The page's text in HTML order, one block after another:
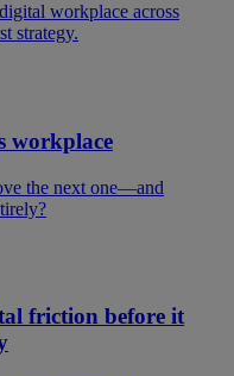
workplace across
strategy.
workplace
the next one—and
friction before it